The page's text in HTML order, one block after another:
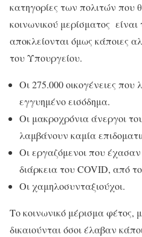
κατηγορίες των πολιτών που
κοινωνικού μερίσματος είναι
αποκλείονται όμως κάποιες
του Υπουργείου.
Οι 275.000 οικογένειες
εγγυημένο εισόδημα.
Οι μακροχρόνια άνεργοι
λαμβάνουν καμία
Οι εργαζόμενοι που
διάρκεια του COVID, από
Οι χαμηλοσυνταξιούχοι.
Το κοινωνικό μέρισμα φέτος,
δικαιούνται όσοι έλαβαν